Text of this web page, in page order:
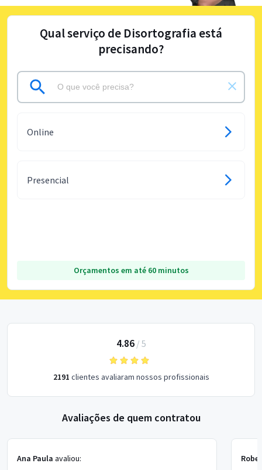
Qual serviço de Disortografia está
precisando?
Online
Presencial
Orçamentos em até 60 minutos
4.86/ 5
2191 clientes avaliaram nossos profissionais
Avaliações de quem contratou
Ana Paula avaliou: